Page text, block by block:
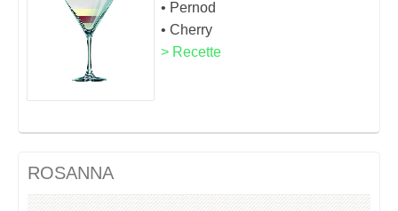
• Pernod
• Cherry
> Recette
ROSANNA